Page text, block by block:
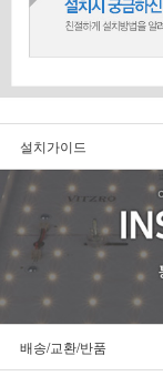
설치가이드
배송/교환/반품